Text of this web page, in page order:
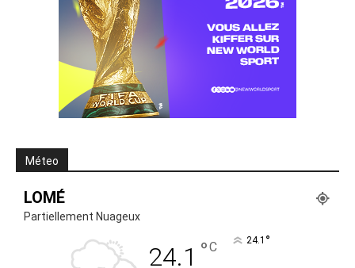
Méteo
LOMÉ
Partiellement Nuageux
24.1 °C 24.1 °